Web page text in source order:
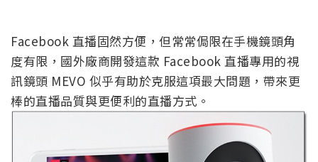
Facebook 直播固然方便，但常常侷限在手機鏡頭角
度有限，國外廠商開發這款 Facebook 直播專用的視
訊鏡頭 MEVO 似乎有助於克服這項最大問題，帶來更
棒的直播品質與更便利的直播方式。